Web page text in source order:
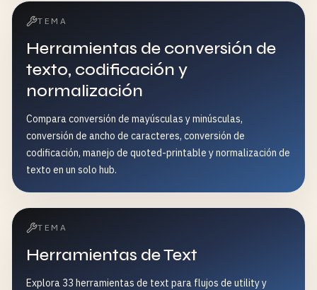
TEMA
Herramientas de conversión de
texto, codificación y
normalización
Compara conversión de mayúsculas y minúsculas,
conversión de ancho de caracteres, conversión de
codificación, manejo de quoted-printable y normalización de
texto en un solo hub.
TEMA
Herramientas de Text
Explora 33 herramientas de text para flujos de utility y